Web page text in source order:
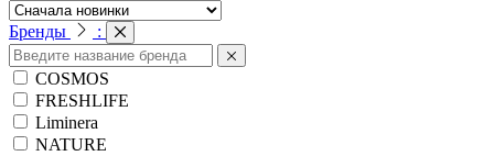
Бренды :
COSMOS
FRESHLIFE
Liminera
NATURE